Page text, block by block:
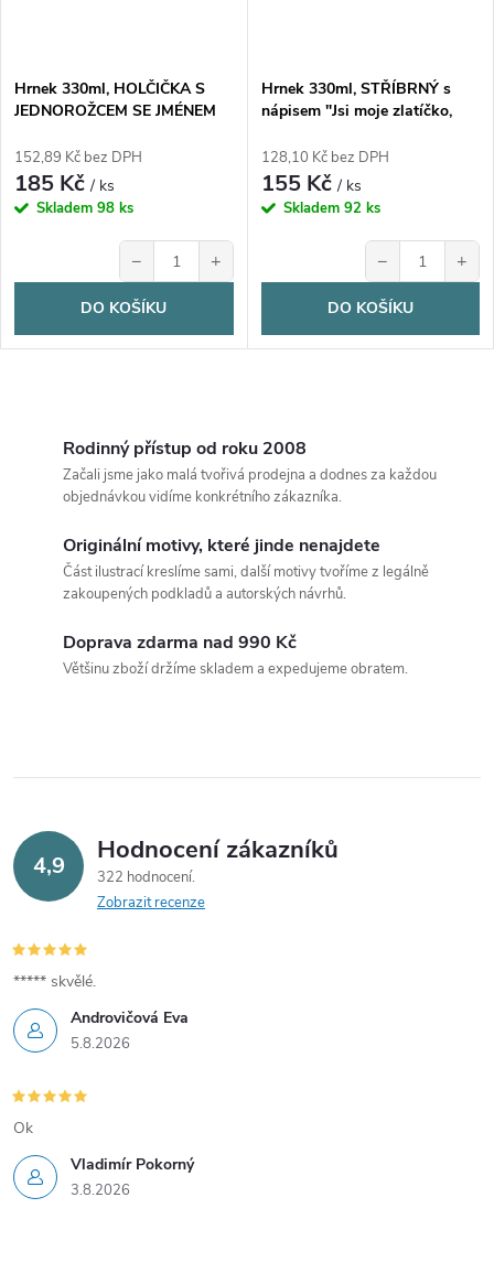
Hrnek 330ml, HOLČIČKA S
JEDNOROŽCEM SE JMÉNEM
ks
152,89 Kč bez DPH
185 Kč/ ks
Skladem 98 ks
− +
DO KOŠÍKU
Hrnek 330ml, STŘÍBRNÝ s
nápisem "Jsi moje zlatíčko,
oslovení", cena za 1 ks
128,10 Kč bez DPH
155 Kč/ ks
Skladem 92 ks
− +
DO KOŠÍKU
p
v
k
y
v
ý
i
s
u
Rodinný přístup od roku 2008
Začali jsme jako malá tvořivá prodejna a dodnes za každou
objednávkou vidíme konkrétního zákazníka.
Originální motivy, které jinde nenajdete
Část ilustrací kreslíme sami, další motivy tvoříme z legálně
zakoupených podkladů a autorských návrhů.
Doprava zdarma nad 990 Kč
Většinu zboží držíme skladem a expedujeme obratem.
4,9 Hodnocení zákazníků
322 hodnocení
Zobrazit recenze
Androvičová Eva
5.8.2026
***** skvělé.
Vladimír Pokorný
3.8.2026
Ok